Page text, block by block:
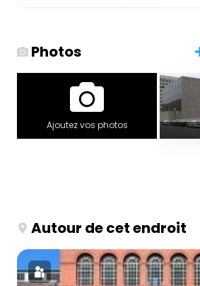
Photos
Ajoutez vos photos
Autour de cet endroit